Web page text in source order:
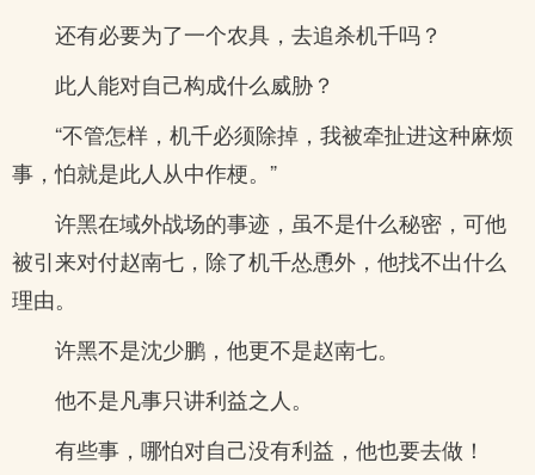
还有必要为了一个农具，去追杀机千吗？
此人能对自己构成什么威胁？
“不管怎样，机千必须除掉，我被牵扯进这种麻烦
事，怕就是此人从中作梗。”
许黑在域外战场的事迹，虽不是什么秘密，可他
被引来对付赵南七，除了机千怂恿外，他找不出什么
理由。
许黑不是沈少鹏，他更不是赵南七。
他不是凡事只讲利益之人。
有些事，哪怕对自己没有利益，他也要去做！